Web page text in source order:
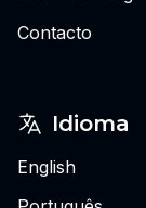
Contacto
Idioma
English